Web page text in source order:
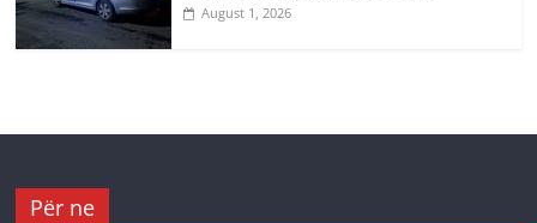
August 1, 2026
Për ne